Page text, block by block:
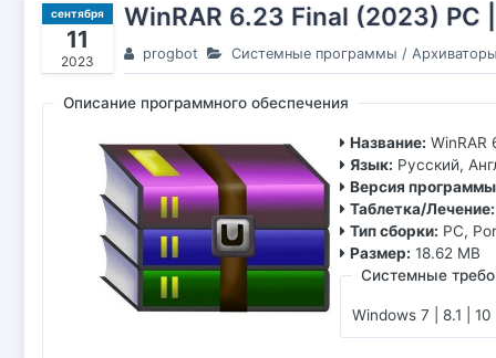
сентября
11
2023
WinRAR 6.23 Final (2023) РС
progbot Системные программы /
Описание программного обеспечения
Название:
Язык: Русский,
Версия
Таблетка/Лечение:
Тип сборки: PC,
Размер: 18.62 MB
Системные
Windows 7 | 8.1 |